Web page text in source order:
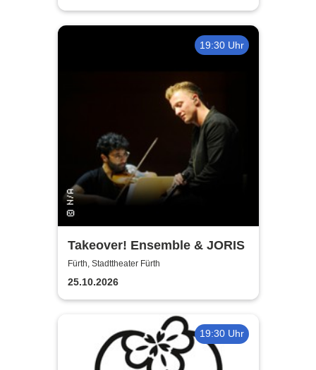
19:30 Uhr
Takeover! Ensemble & JORIS
Fürth, Stadttheater Fürth
25.10.2026
19:30 Uhr